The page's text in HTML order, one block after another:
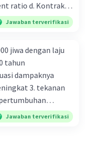
ratio d. Kontraktif
ratio e.
Bila Bank
inflasi di mana
uang) naik
deflasi di
(penawaran
c. Tingkat bunga
uang beredar
Jawaban terverifikasi
jiwa dengan laju
tahun
dampaknya
3. tekanan
D. tidak
penting
Jawaban terverifikasi